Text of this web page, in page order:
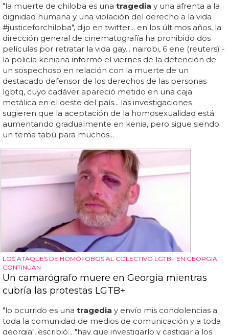
"la muerte de chiloba es una tragedia y una afrenta a la
dignidad humana y una violación del derecho a la vida
#justiceforchiloba", dijo en twitter... en los últimos años, la
dirección general de cinematografía ha prohibido dos
películas por retratar la vida gay... nairobi, 6 ene (reuters) -
la policía keniana informó el viernes de la detención de
un sospechoso en relación con la muerte de un
destacado defensor de los derechos de las personas
lgbtq, cuyo cadáver apareció metido en una caja
metálica en el oeste del país... las investigaciones
sugieren que la aceptación de la homosexualidad está
aumentando gradualmente en kenia, pero sigue siendo
un tema tabú para muchos...
LOS ATAQUES DE HOMÓFOBOS AL COLECTIVO LGTB+ EN GEORGIA
CONTINÚAN
Un camarógrafo muere en Georgia mientras
cubría las protestas LGTB+
"lo ocurrido es una tragedia y envío mis condolencias a
toda la comunidad de medios de comunicación y a toda
georgia", escribió... "hay que investigarlo y castigar a los